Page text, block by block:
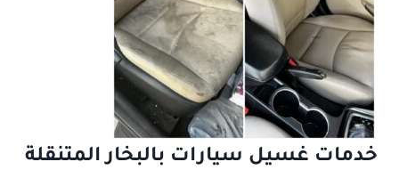
خدمات غسيل سيارات بالبخار المتنقلة